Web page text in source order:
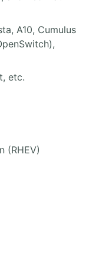
A10, Cumulus
etc.
(RHEV)